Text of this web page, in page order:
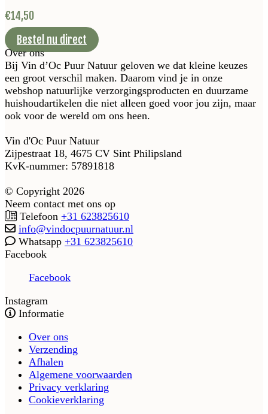
€14,50
Bestel nu direct
Over ons
Bij Vin d’Oc Puur Natuur geloven we dat kleine keuzes
een groot verschil maken. Daarom vind je in onze
webshop natuurlijke verzorgingsproducten en duurzame
huishoudartikelen die niet alleen goed voor jou zijn, maar
ook voor de wereld om ons heen.
Vin d'Oc Puur Natuur
Zijpestraat 18, 4675 CV Sint Philipsland
KvK-nummer: 57891818
© Copyright 2026
Neem contact met ons op
Telefoon +31 623825610
info@vindocpuurnatuur.nl
Whatsapp +31 623825610
Facebook
Facebook
Instagram
Informatie
Over ons
Verzending
Afhalen
Algemene voorwaarden
Privacy verklaring
Cookieverklaring